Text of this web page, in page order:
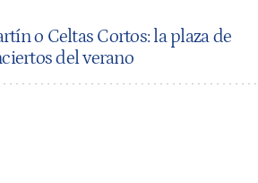
o Celtas Cortos: la plaza de
del verano